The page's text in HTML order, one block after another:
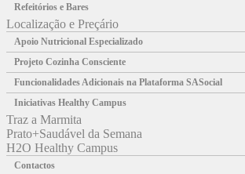
Refeitórios e Bares
Localização e Preçário
Apoio Nutricional Especializado
Projeto Cozinha Consciente
Funcionalidades Adicionais na Plataforma SASocial
Iniciativas Healthy Campus
Traz a Marmita
Prato+Saudável da Semana
H2O Healthy Campus
Contactos